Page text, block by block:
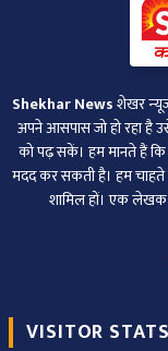
Shekhar Newsशेखर
अपने आसपास जो हो रहा है
को पढ़ सकें। हम मानते हैं कि
मदद कर सकती है। हम
शामिल हों। एक
VISITOR STATS